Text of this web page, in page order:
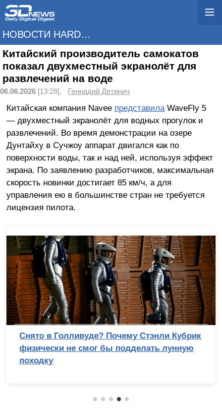
НОВОСТИ HARDWARE
Китайский производитель самокатов
показал двухместный экранолёт для
развлечений на воде
06.06.2026 [13:28], Геннадий Детинич
Китайская компания Navee представилаWaveFly 5
— двухместный экранолёт для водных прогулок и
развлечений. Во время демонстрации на озере
Дунтайху в Сучжоу аппарат двигался как по
поверхности воды, так и над ней, используя эффект
экрана. По заявлению разработчиков, максимальная
скорость новинки достигает 85 км/ч, а для
управления ею в большинстве стран не требуется
лицензия пилота.
Снято в Голливуде? Почему Стэнли Кубрик
физически не смог бы подделать лунную
походку